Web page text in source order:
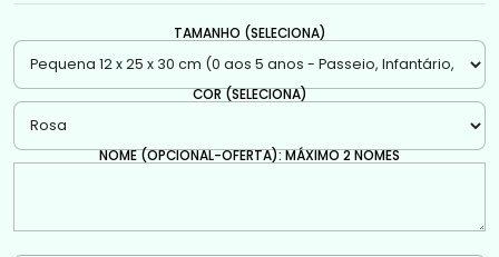
TAMANHO (SELECIONA)
COR (SELECIONA)
NOME (OPCIONAL-OFERTA): MÁXIMO 2 NOMES